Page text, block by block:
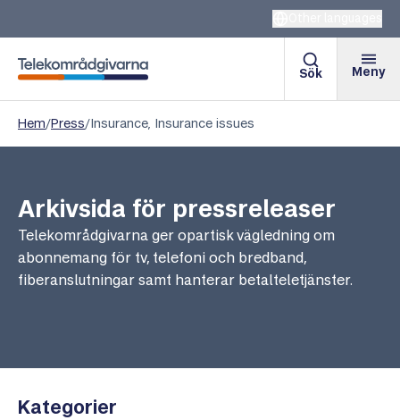
Telekområdgivarna
Sök Meny
Hem/Press/Insurance, Insurance issues
Arkivsida för pressreleaser
Telekområdgivarna ger opartisk vägledning om
abonnemang för tv, telefoni och bredband,
fiberanslutningar samt hanterar betalteletjänster.
Kategorier